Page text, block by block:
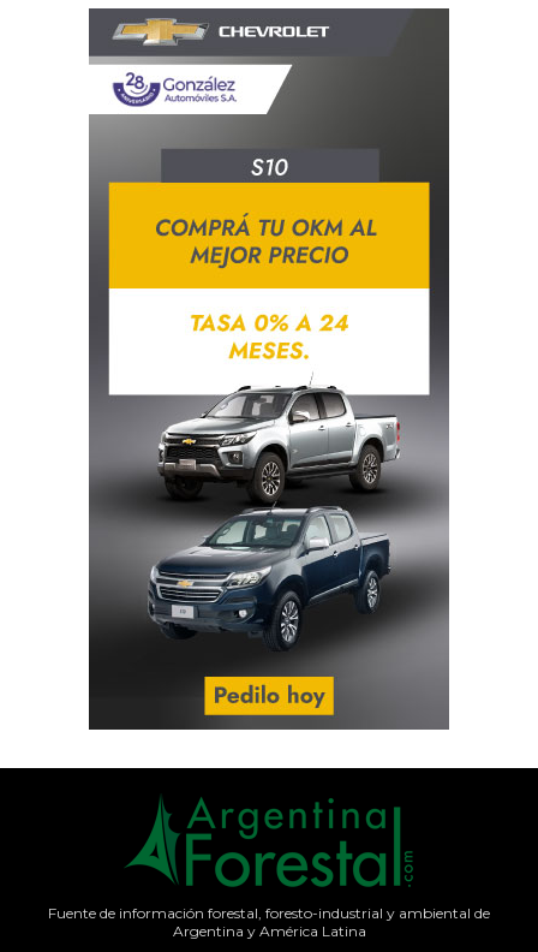
Fuente de información forestal, foresto-industrial y ambiental de
Argentina y América Latina